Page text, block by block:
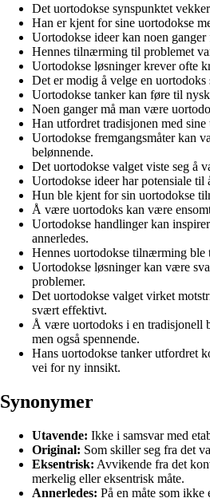
Det uortodokse synspunktet
Han er kjent for sine uortodokse
Uortodokse ideer kan noen
Hennes tilnærming til problemet
Uortodokse løsninger krever ofte
Det er modig å velge en uortodoks
Uortodokse tanker kan føre til
Noen ganger må man være
Han utfordret tradisjonen med
Uortodokse fremgangsmåter kan
belønnende.
Det uortodokse valget viste seg å
Uortodokse ideer har potensiale til
Hun ble kjent for sin uortodokse
Å være uortodoks kan være
Uortodokse handlinger kan
annerledes.
Hennes uortodokse tilnærming ble
Uortodokse løsninger kan være
problemer.
Det uortodokse valget virket
svært effektivt.
Å være uortodoks i en tradisjonell
men også spennende.
Hans uortodokse tanker utfordret
vei for ny innsikt.
Synonymer
Utavende: Ikke i samsvar med
Original: Som skiller seg fra det
Eksentrisk: Avvikende fra det
merkelig eller eksentrisk måte.
Annerledes: På en måte som